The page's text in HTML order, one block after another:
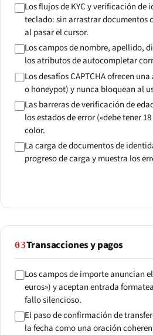
Los flujos de KYC y verificación de
teclado: sin arrastrar documentos
al pasar el cursor.
Los campos de nombre, apellido,
los atributos de autocompletar
Los desafíos CAPTCHA ofrecen
o honeypot) y nunca bloquean al
Las barreras de verificación de
los estados de error («debe tener
color.
La carga de documentos de
progreso de carga y muestra los
03Transacciones y pagos
Los campos de importe anuncian
euros») y aceptan entrada
fallo silencioso.
El paso de confirmación de
la fecha como una oración